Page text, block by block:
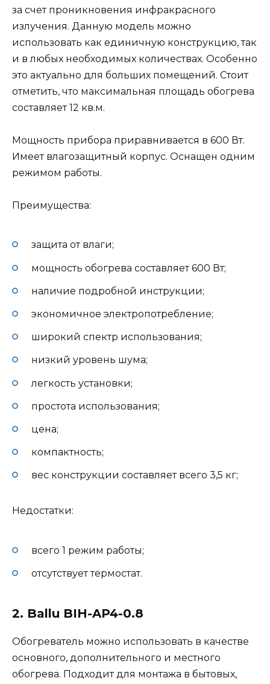
за счет проникновения инфракрасного
излучения. Данную модель можно
использовать как единичную конструкцию, так
и в любых необходимых количествах. Особенно
это актуально для больших помещений. Стоит
отметить, что максимальная площадь обогрева
составляет 12 кв.м.
Мощность прибора приравнивается в 600 Вт.
Имеет влагозащитный корпус. Оснащен одним
режимом работы.
Преимущества:
защита от влаги;
мощность обогрева составляет 600 Вт;
наличие подробной инструкции;
экономичное электропотребление;
широкий спектр использования;
низкий уровень шума;
легкость установки;
простота использования;
цена;
компактность;
вес конструкции составляет всего 3,5 кг;
Недостатки:
всего 1 режим работы;
отсутствует термостат.
2. Ballu BIH-AP4-0.8
Обогреватель можно использовать в качестве
основного, дополнительного и местного
обогрева. Подходит для монтажа в бытовых,